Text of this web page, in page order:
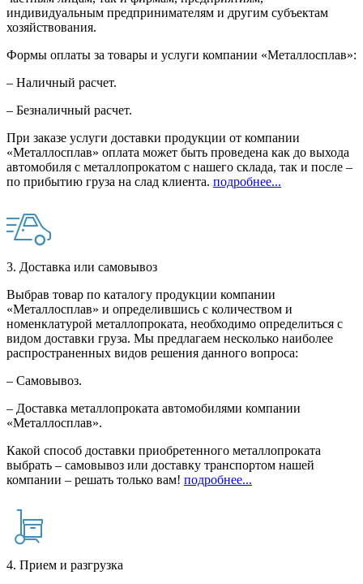
индивидуальным предпринимателям и другим субъектам
хозяйствования.
Формы оплаты за товары и услуги компании «Металлосплав»:
– Наличный расчет.
– Безналичный расчет.
При заказе услуги доставки продукции от компании
«Металлосплав» оплата может быть проведена как до выхода
автомобиля с металлопрокатом с нашего склада, так и после –
по прибытию груза на слад клиента. подробнее...
3. Доставка или самовывоз
Выбрав товар по каталогу продукции компании
«Металлосплав» и определившись с количеством и
номенклатурой металлопроката, необходимо определиться с
видом доставки груза. Мы предлагаем несколько наиболее
распространенных видов решения данного вопроса:
– Самовывоз.
– Доставка металлопроката автомобилями компании
«Металлосплав».
Какой способ доставки приобретенного металлопроката
выбрать – самовывоз или доставку транспортом нашей
компании – решать только вам! подробнее...
4. Прием и разгрузка